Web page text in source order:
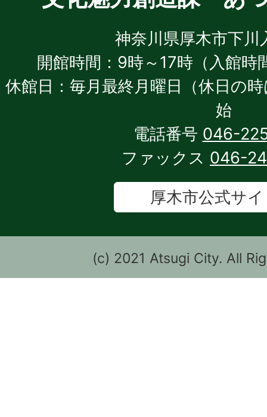
神奈川県厚木市下
開館時間：9時～17時（入館
休館日：毎月最終月曜日（休日の
始
電話番号 046-
ファックス 046-
厚木市公式サ
(c) 2021 Atsugi City. All